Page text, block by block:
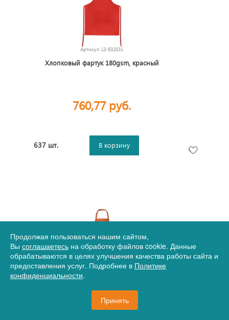
Артикул 12-832031
Хлопковый фартук 180gsm, красный
760,77 руб.
637 шт. В корзину
Артикул
Фартук Viera, оранжевый
Продолжая пользоваться нашим сайтом,
Вы соглашаетесь на обработку файлов cookie. Данные
обрабатываются в целях улучшения качества работы сайта и
предоставления услуг. Подробнее в Политике
конфиденциальности.
Принять